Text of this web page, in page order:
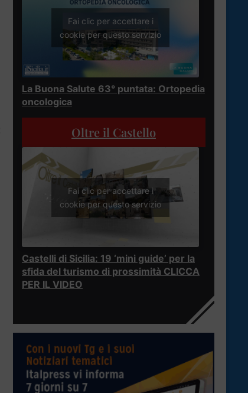
Fai clic per accettare i
cookie per questo servizio
La Buona Salute 63° puntata: Ortopedia
oncologica
Oltre il Castello
Fai clic per accettare i
cookie per questo servizio
Castelli di Sicilia: 19 ‘mini guide’ per la
sfida del turismo di prossimità CLICCA
PER IL VIDEO